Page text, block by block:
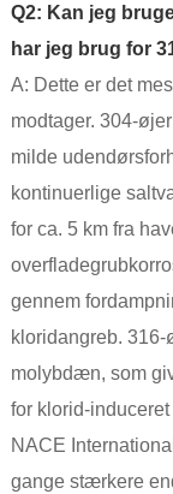
Q2: Kan jeg
har jeg brug for
A: Dette er det
modtager. 304-
milde
kontinuerlige
for ca. 5 km fra
gennem
kloridangreb.
molybdæn, som
for klorid-
NACE
gange stærkere